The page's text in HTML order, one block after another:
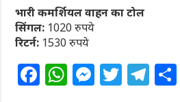
भारी कमर्शियल वाहन का टोल
सिंगल: 1020 रुपये
रिटर्न: 1530 रुपये
F W M T T